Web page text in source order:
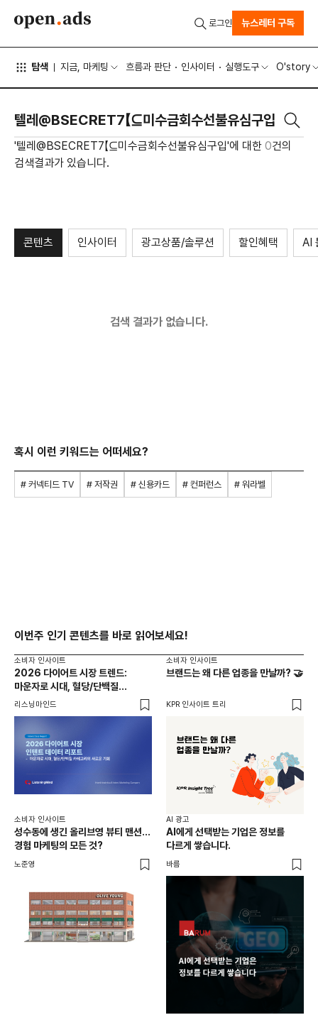
탐색 지금, 마케팅 흐름과 판단 인사이터 실행도구 O'story
로그인 뉴스레터 구독
'텔레@BSECRET7【⊆미수금회수선불유심구입'에 대한 0건의
검색결과가 있습니다.
콘텐츠 인사이터 광고상품/솔루션 할인혜택 AI
검색 결과가 없습니다.
혹시 이런 키워드는 어떠세요?
# 커넥티드 TV # 저작권 # 신용카드 # 컨퍼런스 # 워라벨
이번주 인기 콘텐츠를 바로 읽어보세요!
소비자 인사이트
2026 다이어트 시장 트렌드:
마운자로 시대, 혈당/단백질
카테고리의 새로운 기회
리스닝마인드
소비자 인사이트
브랜드는 왜 다른 업종을 만날까? 🤝
KPR 인사이트 트리
소비자 인사이트
성수동에 생긴 올리브영 뷰티 맨션...
경험 마케팅의 모든 것?
노준영
AI 광고
AI에게 선택받는 기업은 정보를
다르게 쌓습니다.
바름